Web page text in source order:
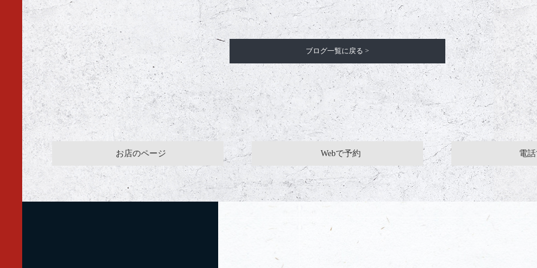
ブログ一覧に戻る >
お店のページ Webで予約 電